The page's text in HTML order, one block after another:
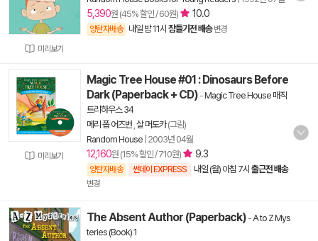
미리보기
5,390원 (45% 할인 / 60원) 10.0
양탄자배송 내일 밤 11시 잠들기전 배송 변경
미리보기
Magic Tree House #01 : Dinosaurs Before
Dark (Paperback + CD) -Magic Tree House 매직
트리하우스 34
메리 폽 어즈번 살 머도카(그림)
Random House 2003년 04월
12,160원 (15% 할인 / 710원) 9.3
양탄자배송 썬데이 EXPRESS 내일 (월) 아침 7시 출근전 배송
변경
The Absent Author (Paperback) -A to Z Mys
teries (Book) 1